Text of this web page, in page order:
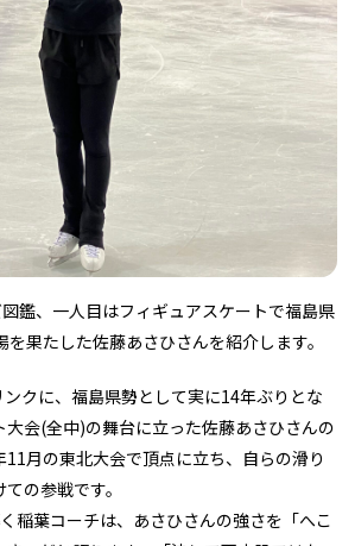
アジア・エスニッ テイクアウト
非日常 イベントレポート
温活・サウナ 歯列矯正・審美歯
教育 ライフイベント
鑑、一人目はフィギュアスケートで福島県
果たした佐藤あさひさんを紹介します。
クに、福島県勢として実に14年ぶりとな
大会(全中)の舞台に立った佐藤あさひさんの
月の東北大会で頂点に立ち、自らの滑り
の参戦です。
稲葉コーチは、あさひさんの強さを「へこ